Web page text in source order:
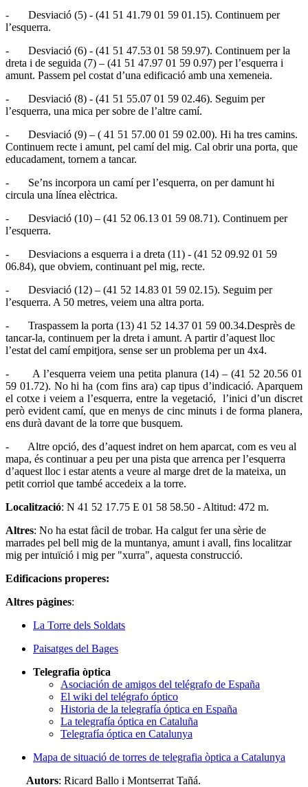
- Desviació (5) - (41 51 41.79 01 59 01.15). Continuem per
l’esquerra.
- Desviació (6) - (41 51 47.53 01 58 59.97). Continuem per la
dreta i de seguida (7) – (41 51 47.97 01 59 0.97) per l’esquerra i
amunt. Passem pel costat d’una edificació amb una xemeneia.
- Desviació (8) - (41 51 55.07 01 59 02.46). Seguim per
l’esquerra, una mica per sobre de l’altre camí.
- Desviació (9) – ( 41 51 57.00 01 59 02.00). Hi ha tres camins.
Continuem recte i amunt, pel camí del mig. Cal obrir una porta, que
educadament, tornem a tancar.
- Se’ns incorpora un camí per l’esquerra, on per damunt hi
circula una línea elèctrica.
- Desviació (10) – (41 52 06.13 01 59 08.71). Continuem per
l’esquerra.
- Desviacions a esquerra i a dreta (11) - (41 52 09.92 01 59
06.84), que obviem, continuant pel mig, recte.
- Desviació (12) – (41 52 14.83 01 59 02.15). Seguim per
l’esquerra. A 50 metres, veiem una altra porta.
- Traspassem la porta (13) 41 52 14.37 01 59 00.34.Desprès de
tancar-la, continuem per la dreta i amunt. A partir d’aquest lloc
l’estat del camí empitjora, sense ser un problema per un 4x4.
- A l’esquerra veiem una petita planura (14) – (41 52 20.56 01
59 01.72). No hi ha (com fins ara) cap tipus d’indicació. Aparquem
el cotxe i veiem a l’esquerra, entre la vegetació, l’inici d’un discret
però evident camí, que en menys de cinc minuts i de forma planera,
ens durà davant de la torre que busquem.
- Altre opció, des d’aquest indret on hem aparcat, com es veu al
mapa, és continuar a peu per una pista que arrenca per l’esquerra
d’aquest lloc i estar atents a veure al marge dret de la mateixa, un
petit corriol que també accedeix a la torre.
Localització: N 41 52 17.75 E 01 58 58.50 - Altitud: 472 m.
Altres: No ha estat fàcil de trobar. Ha calgut fer una sèrie de
marrades pel bell mig de la muntanya, amunt i avall, fins localitzar
mig per intuïció i mig per "xurra", aquesta construcció.
Edificacions properes:
Altres pàgines:
La Torre dels Soldats
Paisatges del Bages
Telegrafia òptica
Asociación de amigos del telégrafo de España
El wiki del telégrafo óptico
Historia de la telegrafía óptica en España
La telegrafía óptica en Cataluña
Telegrafía óptica en Catalunya
Mapa de situació de torres de telegrafia òptica a Catalunya
Autors: Ricard Ballo i Montserrat Tañá.